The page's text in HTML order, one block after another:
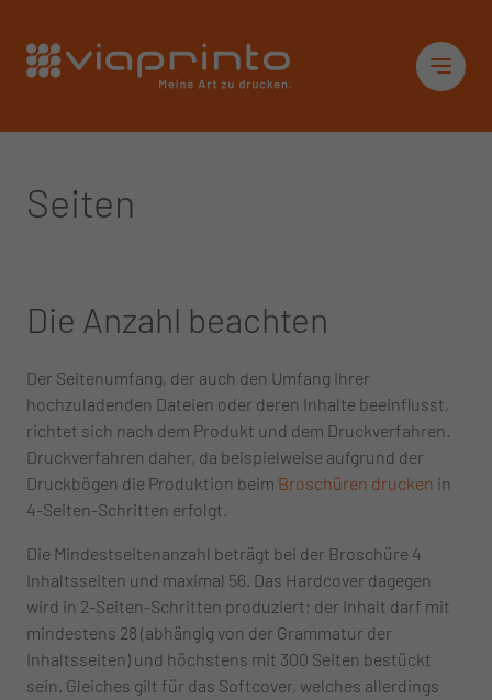
Seiten
Die Anzahl beachten
Der Seitenumfang, der auch den Umfang Ihrer
hochzuladenden Dateien oder deren Inhalte beeinflusst,
richtet sich nach dem Produkt und dem Druckverfahren.
Druckverfahren daher, da beispielweise aufgrund der
Druckbögen die Produktion beim Broschüren drucken in
4-Seiten-Schritten erfolgt.
Die Mindestseitenanzahl beträgt bei der Broschüre 4
Inhaltsseiten und maximal 56. Das Hardcover dagegen
wird in 2-Seiten-Schritten produziert; der Inhalt darf mit
mindestens 28 (abhängig von der Grammatur der
Inhaltsseiten) und höchstens mit 300 Seiten bestückt
sein. Gleiches gilt für das Softcover, welches allerdings